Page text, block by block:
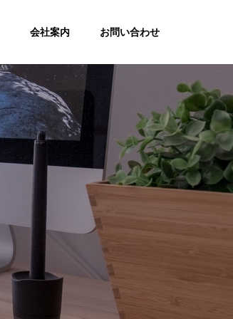
会社案内 お問い合わせ